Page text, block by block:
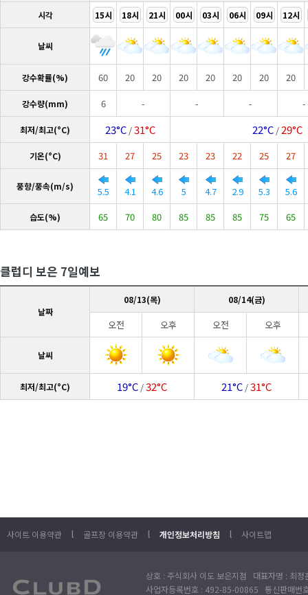
시각 15시 18시 21시 00시 03시 06시 09시 12시
날씨
강수확률(%) 60 20 20 20 20 20 20 20
강수량(mm) 6 - - - -
최저/최고(°C) 23°C/31°C 22°C /29°C
기온(°C) 31 27 25 23 23 22 25 27
풍향/풍속(m/s) 5.5 4.1 4.6 5 4.7 2.9 5.3 5.6
습도(%) 65 70 80 85 85 85 75 65
클럽디 보은 7일예보
날짜
08/13(목) 08/14(금)
오전 오후 오전 오후
날씨
최저/최고(°C) 19°C /32°C 21°C /31°C
사이트 이용약관 l 골프장 이용약관 l 개인정보처리방침 l 사이트맵
상호 : 주식회사 이도 보은지점 대표자명 : 최
사업자등록번호 : 492-85-00865 통신판매